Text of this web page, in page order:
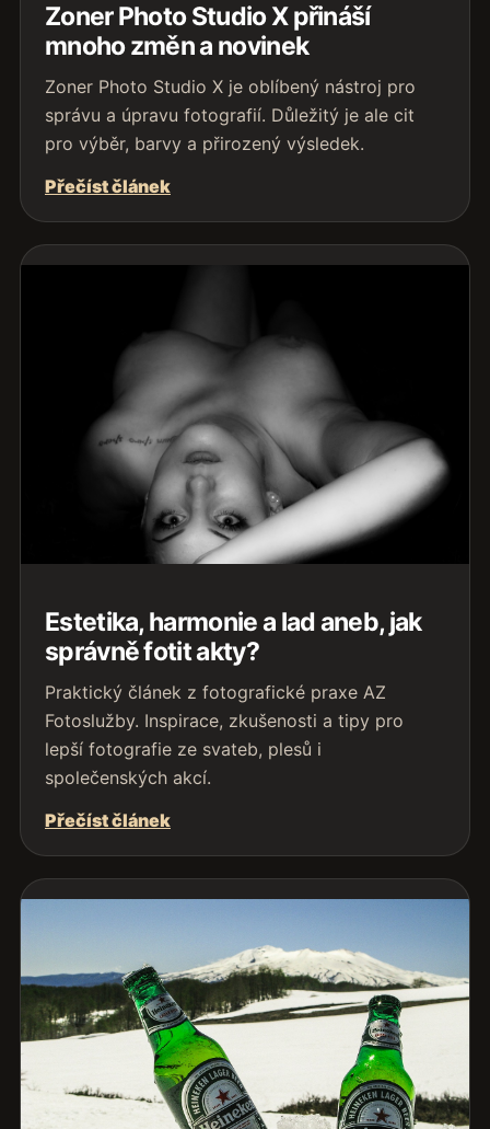
Zoner Photo Studio X přináší
mnoho změn a novinek
Zoner Photo Studio X je oblíbený nástroj pro
správu a úpravu fotografií. Důležitý je ale cit
pro výběr, barvy a přirozený výsledek.
Přečíst článek
Estetika, harmonie a lad aneb, jak
správně fotit akty?
Praktický článek z fotografické praxe AZ
Fotoslužby. Inspirace, zkušenosti a tipy pro
lepší fotografie ze svateb, plesů i
společenských akcí.
Přečíst článek